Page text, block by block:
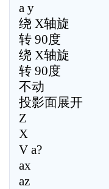
a y
绕 X轴旋
转 90度
绕 X轴旋
转 90度
不动
投影面展开
Z
X
V a?
ax
az